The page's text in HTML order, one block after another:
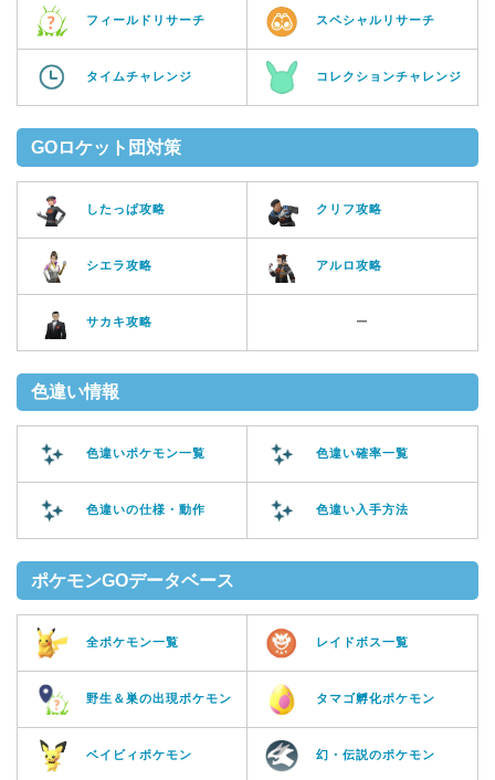
フィールドリサーチ スペシャルリサーチ
タイムチャレンジ コレクションチャレンジ
GOロケット団対策
したっぱ攻略 クリフ攻略
シエラ攻略 アルロ攻略
サカキ攻略 ー
色違い情報
色違いポケモン一覧 色違い確率一覧
色違いの仕様・動作 色違い入手方法
ポケモンGOデータベース
全ポケモン一覧 レイドボス一覧
野生＆巣の出現ポケモン タマゴ孵化ポケモン
ベイビィポケモン 幻・伝説のポケモン